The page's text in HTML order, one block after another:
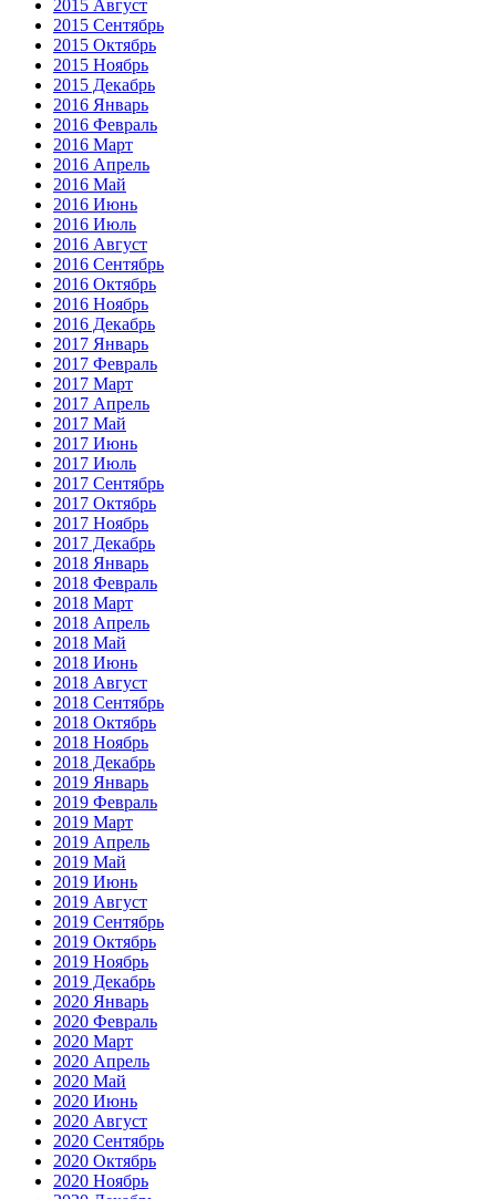
2015 Август
2015 Сентябрь
2015 Октябрь
2015 Ноябрь
2015 Декабрь
2016 Январь
2016 Февраль
2016 Март
2016 Апрель
2016 Май
2016 Июнь
2016 Июль
2016 Август
2016 Сентябрь
2016 Октябрь
2016 Ноябрь
2016 Декабрь
2017 Январь
2017 Февраль
2017 Март
2017 Апрель
2017 Май
2017 Июнь
2017 Июль
2017 Сентябрь
2017 Октябрь
2017 Ноябрь
2017 Декабрь
2018 Январь
2018 Февраль
2018 Март
2018 Апрель
2018 Май
2018 Июнь
2018 Август
2018 Сентябрь
2018 Октябрь
2018 Ноябрь
2018 Декабрь
2019 Январь
2019 Февраль
2019 Март
2019 Апрель
2019 Май
2019 Июнь
2019 Август
2019 Сентябрь
2019 Октябрь
2019 Ноябрь
2019 Декабрь
2020 Январь
2020 Февраль
2020 Март
2020 Апрель
2020 Май
2020 Июнь
2020 Август
2020 Сентябрь
2020 Октябрь
2020 Ноябрь